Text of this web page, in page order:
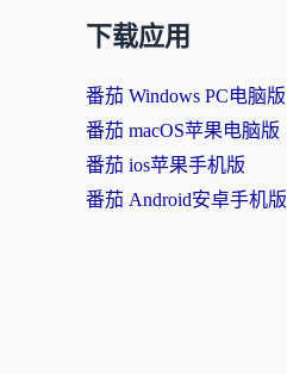
下载应用
番茄 Windows PC电脑版
番茄 macOS苹果电脑版
番茄 ios苹果手机版
番茄 Android安卓手机版